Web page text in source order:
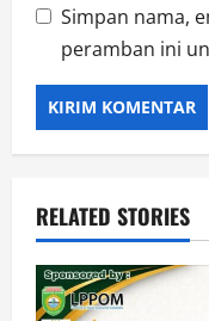
Simpan nama,
peramban ini
RELATED STORIES